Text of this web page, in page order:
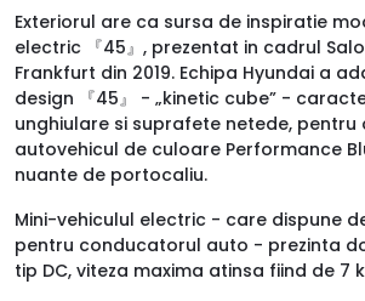
Exteriorul are ca sursa de inspiratie
electric 『45』, prezentat in cadrul
Frankfurt din 2019. Echipa Hyundai a
design 『45』 - „kinetic cube” -
unghiulare si suprafete netede, pentru
autovehicul de culoare Performance
nuante de portocaliu.
Mini-vehiculul electric - care dispune
pentru conducatorul auto - prezinta
tip DC, viteza maxima atinsa fiind de 7